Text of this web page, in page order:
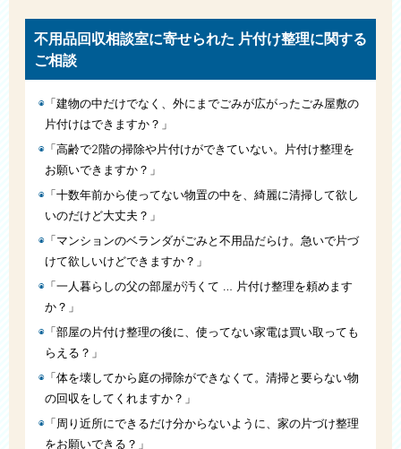
不用品回収相談室に寄せられた 片付け整理に関する
ご相談
「建物の中だけでなく、外にまでごみが広がったごみ屋敷の
片付けはできますか？」
「高齢で2階の掃除や片付けができていない。片付け整理を
お願いできますか？」
「十数年前から使ってない物置の中を、綺麗に清掃して欲し
いのだけど大丈夫？」
「マンションのベランダがごみと不用品だらけ。急いで片づ
けて欲しいけどできますか？」
「一人暮らしの父の部屋が汚くて … 片付け整理を頼めます
か？」
「部屋の片付け整理の後に、使ってない家電は買い取っても
らえる？」
「体を壊してから庭の掃除ができなくて。清掃と要らない物
の回収をしてくれますか？」
「周り近所にできるだけ分からないように、家の片づけ整理
をお願いできる？」